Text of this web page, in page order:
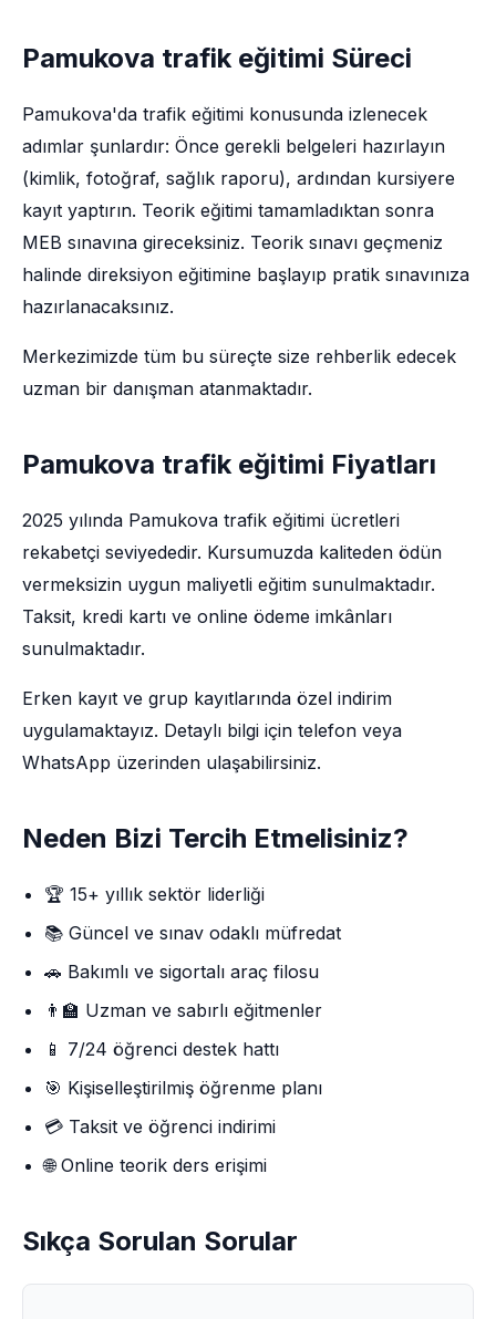
Pamukova trafik eğitimi Süreci
Pamukova'da trafik eğitimi konusunda izlenecek
adımlar şunlardır: Önce gerekli belgeleri hazırlayın
(kimlik, fotoğraf, sağlık raporu), ardından kursiyere
kayıt yaptırın. Teorik eğitimi tamamladıktan sonra
MEB sınavına gireceksiniz. Teorik sınavı geçmeniz
halinde direksiyon eğitimine başlayıp pratik sınavınıza
hazırlanacaksınız.
Merkezimizde tüm bu süreçte size rehberlik edecek
uzman bir danışman atanmaktadır.
Pamukova trafik eğitimi Fiyatları
2025 yılında Pamukova trafik eğitimi ücretleri
rekabetçi seviyededir. Kursumuzda kaliteden ödün
vermeksizin uygun maliyetli eğitim sunulmaktadır.
Taksit, kredi kartı ve online ödeme imkânları
sunulmaktadır.
Erken kayıt ve grup kayıtlarında özel indirim
uygulamaktayız. Detaylı bilgi için telefon veya
WhatsApp üzerinden ulaşabilirsiniz.
Neden Bizi Tercih Etmelisiniz?
🏆 15+ yıllık sektör liderliği
📚 Güncel ve sınav odaklı müfredat
🚗 Bakımlı ve sigortalı araç filosu
👨‍🏫 Uzman ve sabırlı eğitmenler
📱 7/24 öğrenci destek hattı
🎯 Kişiselleştirilmiş öğrenme planı
💳 Taksit ve öğrenci indirimi
🌐 Online teorik ders erişimi
Sıkça Sorulan Sorular